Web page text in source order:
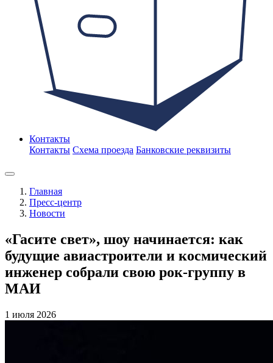
Контакты
Контакты Схема проезда Банковские реквизиты
Главная
Пресс-центр
Новости
«Гасите свет», шоу начинается: как
будущие авиастроители и космический
инженер собрали свою рок-группу в
МАИ
1 июля 2026